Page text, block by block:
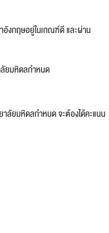
อังกฤษอยู่ในเกณฑ์ดี และผ่าน
ยมหิดลกำหนด
ยมหิดลกำหนด จะต้องได้คะแนน